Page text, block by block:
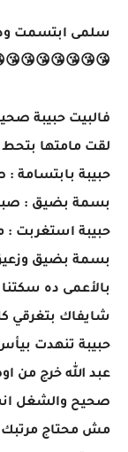
سلمى ابتسمت
فالبيت حبيبة
لقت مامتها بتحط
حبيبة بابتسامة :
بسمة بضيق :
حبيبة استغربت :
بسمة بضيق
بالأعمى ده
شايفاك بتغرقي
حبيبة تنهدت بيأس
عبد الله خرج من
صحيح والشغل
مش محتاج مرتبك